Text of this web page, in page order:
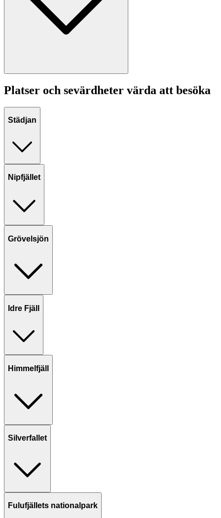
Platser och sevärdheter värda att besöka
Städjan
Nipfjället
Grövelsjön
Idre Fjäll
Himmelfjäll
Silverfallet
Fulufjällets nationalpark